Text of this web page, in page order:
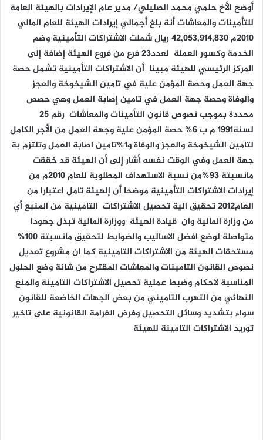
أوضح الأخ حلمي محمد الصليلي/ مدير عام الإيرادات بالهيئة العامة
للتأمينات والمعاشات أنة بلغ أجمالي إيرادات الهيئة للعام المالي
2010م 42,053,914,830 ريال شملت الاشتراكات التأمينية وضم
الخدمة وكسور العملة لعدد23 فرع من فروع الهيئة إضافة إلى
المركز الرئيسي للهيئة مبينا أن الاشتراكات التأمينية تشمل حصة
جهة العمل وحصة المؤمن علية في تامين الشيخوخة والعجز
والوفاة وحصة جهة العمل في تامين إصابة العمل وهي حصص
محددة بموجب نصوص قانون التأمينات والمعاشات رقم 25
لسنة1991 م ب 6% حصة المؤمن علية وجهة العمل من الأجر الكامل
لتامين الشيخوخة والعجز والوفاة و1%تامين اصابة العمل وتلتزم بة
جهة العمل وفي الوقت نفسه أشار إلى أن الهيئة قد خققت
مانسبتة 93%من نسبة الاستهداف المطلوبة للعام 2010م من
إيرادات الاشتراكات التأمينية موضحا أن إلهيئة تامل اعتبارا من
العام2012 تحقيق الية تحصيل الاشتراكات التامينية من المنبع أي
من وزارة المالية وان قيادة الهيئة ووزارة المالية تبذل جهودا
متواصلة لوضع افضل الاساليب والضوابط لتحقيق مانسبتة 100%
مستحقات الهيئة من الاشتراكات التامينية كما ان مشروع تعديل
نصوص القانون التامينات والمعاشات المقترح من شانة وضع الحلول
المناسبة لاحكام وضبط عملية تحصيل الاشتراكات التامينة والمنع
النهائي من التهرب التاميني من بعض الجهات الخاضعة للقانون
سواء بتشديد وسائل التحصيل وفرض الغرامة القانونية على تاخير
توريد الاشتراكات التامينة للهيئة